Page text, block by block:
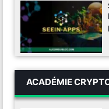
ACADÉMIE